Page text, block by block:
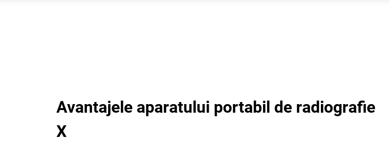
Avantajele aparatului portabil de radiografie
X